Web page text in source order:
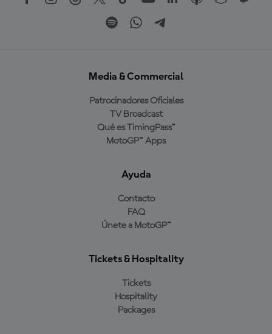
Media & Commercial
Patrocinadores Oficiales
TV Broadcast
Qué es TimingPass™
MotoGP™ Apps
Ayuda
Contacto
FAQ
Únete a MotoGP™
Tickets & Hospitality
Tickets
Hospitality
Packages